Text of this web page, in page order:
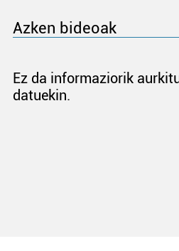
Azken bideoak
Ez da informaziorik
datuekin.